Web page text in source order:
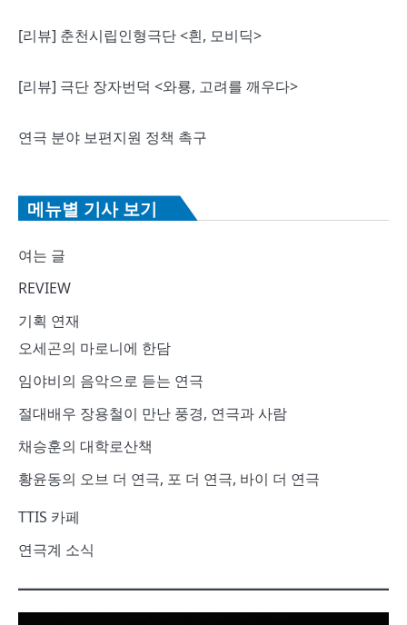
[리뷰] 춘천시립인형극단 <흰, 모비딕>
[리뷰] 극단 장자번덕 <와룡, 고려를 깨우다>
연극 분야 보편지원 정책 촉구
메뉴별 기사 보기
여는 글
REVIEW
기획 연재
오세곤의 마로니에 한담
임야비의 음악으로 듣는 연극
절대배우 장용철이 만난 풍경, 연극과 사람
채승훈의 대학로산책
황윤동의 오브 더 연극, 포 더 연극, 바이 더 연극
TTIS 카페
연극계 소식